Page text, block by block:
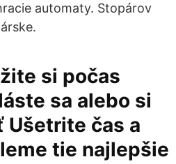
automaty. Stopárov
si počas
sa alebo si
Ušetrite čas a
tie najlepšie